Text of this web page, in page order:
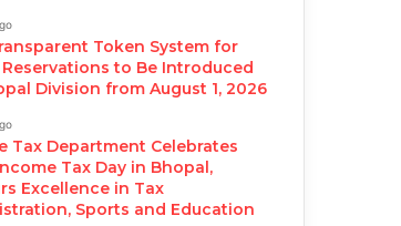
Token System for
to Be Introduced
Division from August 1, 2026
Tax Department Celebrates
Tax Day in Bhopal,
Excellence in Tax
Sports and Education